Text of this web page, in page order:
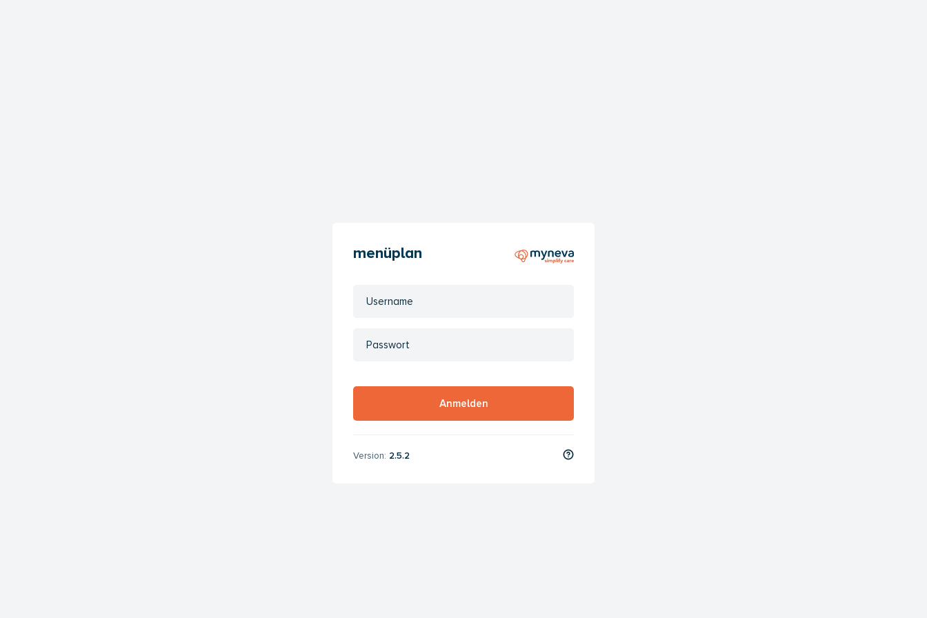
menüplan
Anmelden
Version: 2.5.2